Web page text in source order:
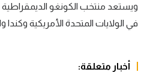
كرة يد
ويستعد منتخب الكونغو
في الولايات المتحدة الأمريكية
أخبار متعلقة: